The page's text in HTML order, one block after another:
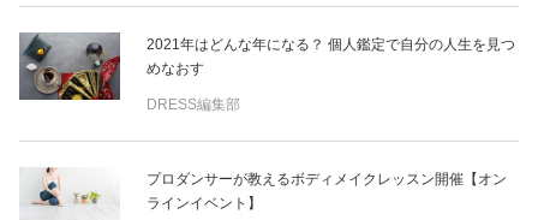
2021年はどんな年になる？ 個人鑑定で自分の人生を見つ
めなおす
DRESS編集部
プロダンサーが教えるボディメイクレッスン開催【オン
ラインイベント】